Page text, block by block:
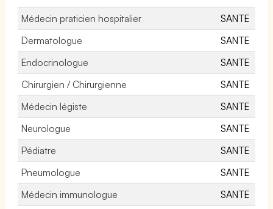
Médecin praticien hospitalier
SANTE
Dermatologue
SANTE
Endocrinologue
SANTE
Chirurgien / Chirurgienne
SANTE
Médecin légiste
SANTE
Neurologue
SANTE
Pédiatre
SANTE
Pneumologue
SANTE
Médecin immunologue
SANTE